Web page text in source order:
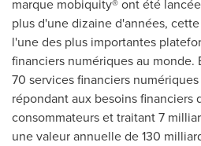
marque mobiquity® ont été
plus d'une dizaine d'années,
l'une des plus importantes
financiers numériques au monde.
70 services financiers
répondant aux besoins financiers
consommateurs et traitant 7
une valeur annuelle de 130